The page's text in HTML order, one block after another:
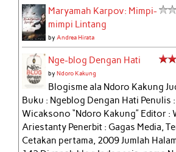
Maryamah Karpov: Mimpi-
mimpi Lintang
byAndrea Hirata
Nge-blog Dengan Hati
byNdoro Kakung
Blogisme ala Ndoro Kakung
Buku : Ngeblog Dengan Hati Penulis :
Wicaksono “Ndoro Kakung” Editor :
Ariestanty Penerbit : Gagas Media,
Cetakan pertama, 2009 Jumlah